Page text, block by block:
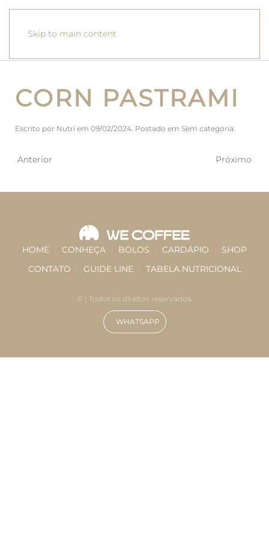
Skip to main content
CORN PASTRAMI
Escrito por Nutri em 09/02/2024. Postado em Sem categoria.
Anterior Próximo
HOME CONHEÇA BOLOS CARDÁPIO
SHOP
CONTATO
GUIDE LINE TABELA NUTRICIONAL
© | Todos os direitos reservados.
WHATSAPP